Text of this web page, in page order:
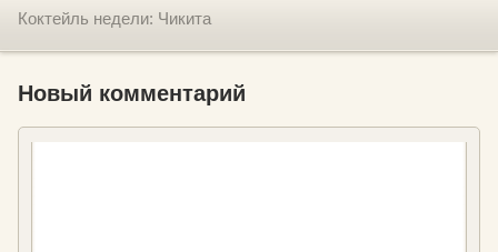
Коктейль недели: Чикита
Новый комментарий